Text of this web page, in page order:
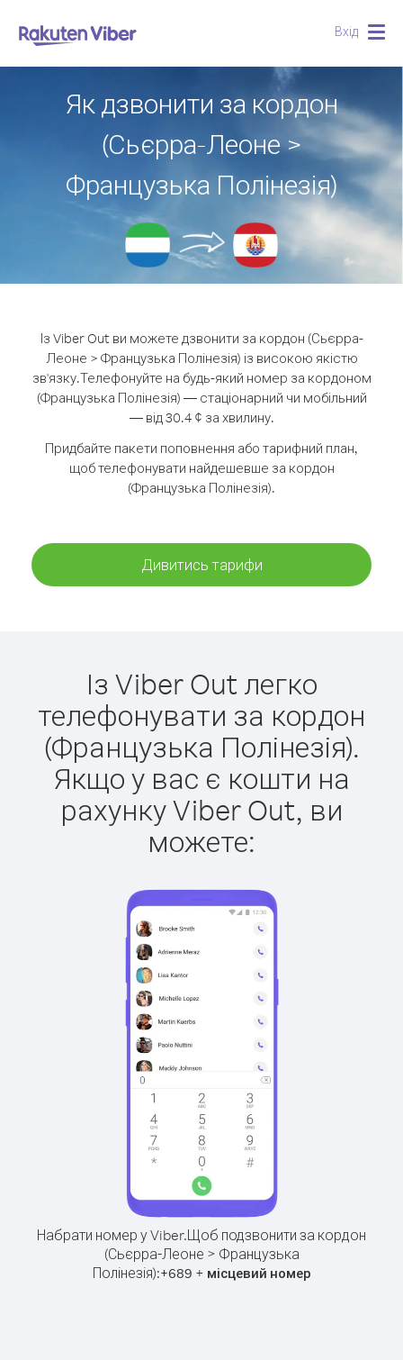
Вхід
Як дзвонити за кордон
(Сьєрра-Леоне >
Французька Полінезія)
Із Viber Out ви можете дзвонити за кордон (Сьєрра-
Леоне > Французька Полінезія) із високою якістю
зв'язку.Телефонуйте на будь-який номер за кордоном
(Французька Полінезія) — стаціонарний чи мобільний
— від 30.4 ¢ за хвилину.
Придбайте пакети поповнення або тарифний план,
щоб телефонувати найдешевше за кордон
(Французька Полінезія).
Дивитись тарифи
Із Viber Out легко
телефонувати за кордон
(Французька Полінезія).
Якщо у вас є кошти на
рахунку Viber Out, ви
можете:
Набрати номер у Viber.Щоб подзвонити за кордон
(Сьєрра-Леоне > Французька
Полінезія):+689 + місцевий номер